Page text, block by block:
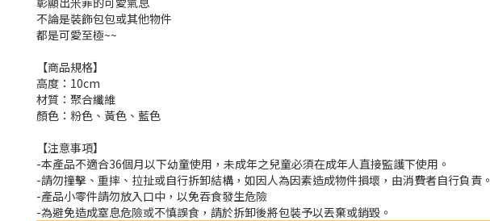
不論是裝飾包包或其他物件
都是可愛至極~~
【商品規格】
高度：10cm
材質：聚合纖維
顏色：粉色、黃色、藍色
【注意事項】
-本產品不適合36個月以下幼童使用，未成年之兒童必須在成年人直接監護下使用。
-請勿撞擊、重摔、拉扯或自行拆卸結構，如因人為因素造成物件損壞，由消費者自行負責。
-產品小零件請勿放入口中，以免吞食發生危險
-為避免造成窒息危險或不慎誤食，請於拆卸後將包裝予以丟棄或銷毀。